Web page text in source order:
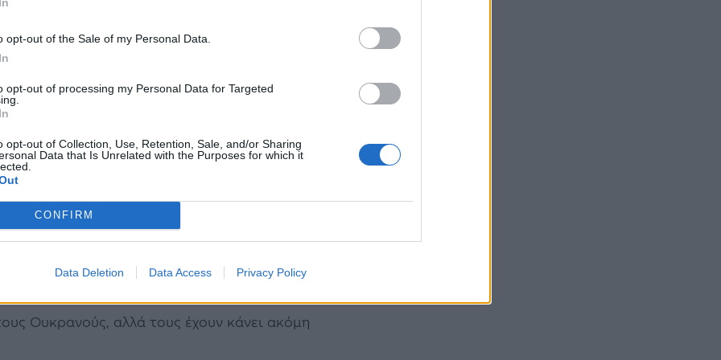
opt-out of the Sale of my Personal Data.
opt-out of processing my Personal Data for Targeted
opt-out of Collection, Use, Retention, Sale, and/or Sharing
Data that Is Unrelated with the Purposes for which it
CONFIRM
Data Deletion Data Access Privacy Policy
ελευθερία μας να είμαστε μια ανεξάρτητη
Ματβιτσούκ, στην οποία
τον Δεκέμβριο για την ομάδα της για τα
Είχε γράψει την ομιλία της για
της, το Κίεβο, υπό το φως των
οδήγησαν σε πολυήμερες διακοπές της
δικαιώματα, η οποία καταγράφει τα
προσάρτηση της Κριμαίας το 2014, “δεν
σταματά να πολεμά. Αυτό τότε δεν
πολέμου, οι μαζικές δολοφονίες στη
Ουκρανούς, αλλά τους έχουν κάνει ακόμη